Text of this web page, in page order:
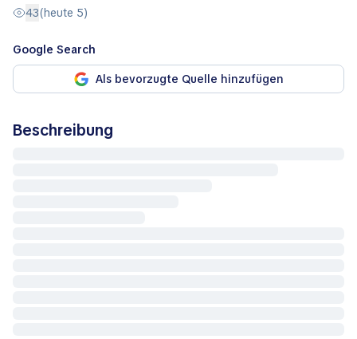
43(heute 5)
Google Search
Als bevorzugte Quelle hinzufügen
Beschreibung